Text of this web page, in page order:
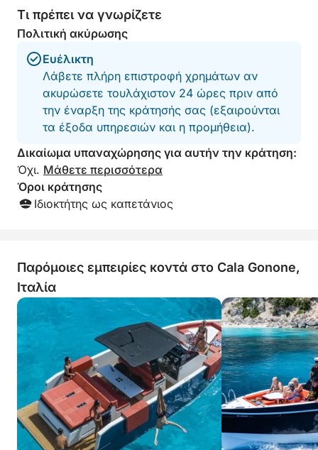
Τι πρέπει να γνωρίζετε
Πολιτική ακύρωσης
Ευέλικτη
Λάβετε πλήρη επιστροφή χρημάτων αν
ακυρώσετε τουλάχιστον 24 ώρες πριν από
την έναρξη της κράτησής σας (εξαιρούνται
τα έξοδα υπηρεσιών και η προμήθεια).
Δικαίωμα υπαναχώρησης για αυτήν την κράτηση:
Όχι. Μάθετε περισσότερα
Όροι κράτησης
Ιδιοκτήτης ως καπετάνιος
Παρόμοιες εμπειρίες κοντά στο Cala Gonone,
Ιταλία